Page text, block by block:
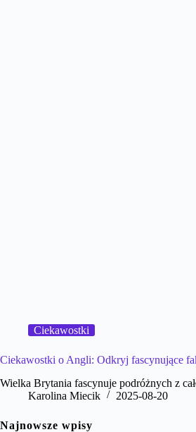
Ciekawostki
Ciekawostki o Angli: Odkryj fascynujące
Wielka Brytania fascynuje podróżnych z
Karolina Miecik
2025-08-20
Najnowsze wpisy